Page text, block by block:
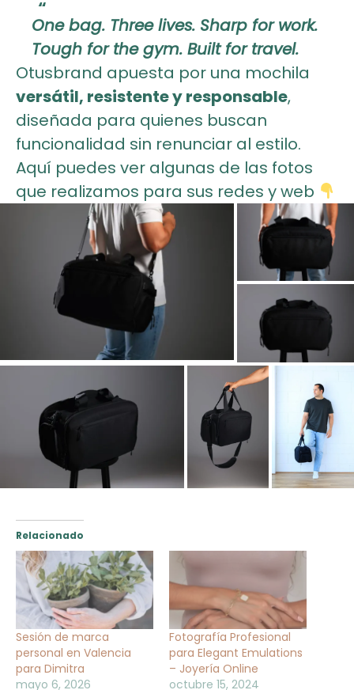
One bag. Three lives. Sharp for work.
Tough for the gym. Built for travel.
Otusbrand apuesta por una mochila
versátil, resistente y responsable,
diseñada para quienes buscan
funcionalidad sin renunciar al estilo.
Aquí puedes ver algunas de las fotos
que realizamos para sus redes y web
Relacionado
Sesión de marca
personal en Valencia
para Dimitra
mayo 6, 2026
Fotografía Profesional
para Elegant Emulations
– Joyería Online
octubre 15, 2024